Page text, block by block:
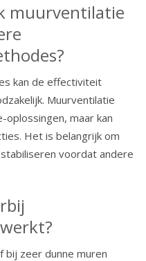
muurventilatie
kan de effectiviteit
Muurventilatie
maar kan
Het is belangrijk om
voordat andere
bij zeer dunne muren